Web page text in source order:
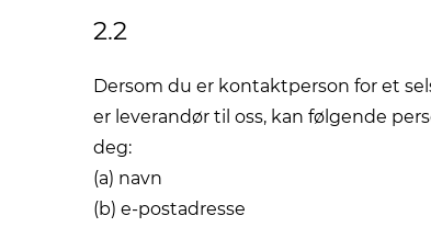
2.2
Dersom du er kontaktperson for et
er leverandør til oss, kan følgende
deg:
(a) navn
(b) e-postadresse